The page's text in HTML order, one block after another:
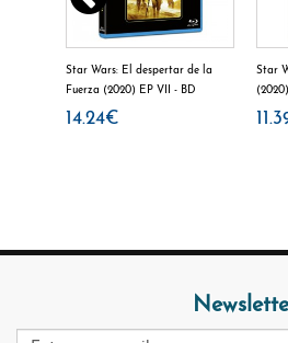
Star Wars: El despertar de la
Fuerza (2020) EP VII - BD
14.24€
Star